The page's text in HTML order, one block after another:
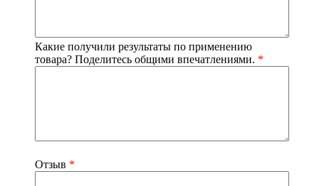
Какие получили результаты по применению
товара? Поделитесь общими впечатлениями. *
Отзыв *